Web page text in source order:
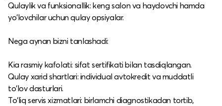
Qulaylik va funksionallik: keng salon va haydovchi hamda
yo‘lovchilar uchun qulay opsiyalar.​
Nega aynan bizni tanlashadi:
Kia rasmiy kafolati: sifat sertifikati bilan tasdiqlangan.​
Qulay xarid shartlari: individual avtokredit va muddatli
to‘lov dasturlari.​
To‘liq servis xizmatlari: birlamchi diagnostikadan tortib,